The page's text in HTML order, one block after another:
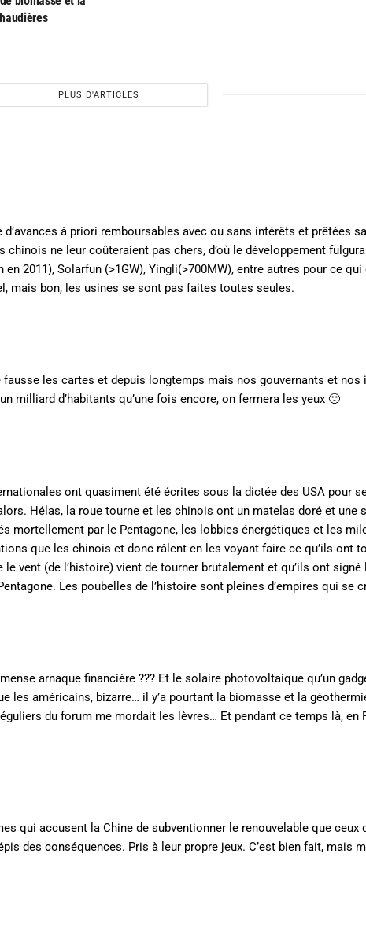
PLUS D'ARTICLES
à priori remboursables avec ou sans intérêts et prêtées
ne leur coûteraient pas chers, d’où le développement
en 2011), Solarfun (>1GW), Yingli(>700MW), entre autres pour ce
mais bon, les usines se sont pas faites toutes seules.
les cartes et depuis longtemps mais nos gouvernants et
milliard d’habitants qu’une fois encore, on fermera les yeux 🙁
ont quasiment été écrites sous la dictée des USA pour
Hélas, la roue tourne et les chinois ont un matelas doré et une
mortellement par le Pentagone, les lobbies énergétiques et les
que les chinois et donc râlent en les voyant faire ce qu’ils ont
le vent (de l’histoire) vient de tourner brutalement et qu’ils ont
Les poubelles de l’histoire sont pleines d’empires qui se
arnaque financière ??? Et le solaire photovoltaique qu’un
les américains, bizarre… il y’a pourtant la biomasse et la
du forum me mordait les lèvres… Et pendant ce temps là, en
qui accusent la Chine de subventionner le renouvelable que ceux
des conséquences. Pris à leur propre jeux. C’est bien fait, mais